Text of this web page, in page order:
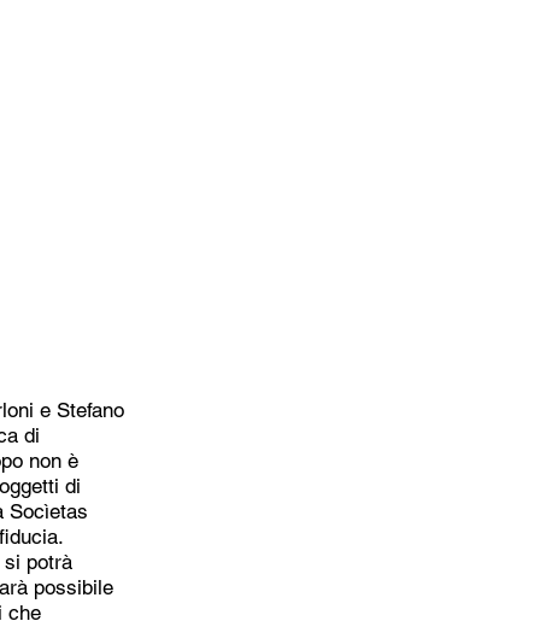
e Stefano
di
non è
di
Socìetas
si potrà
possibile
che